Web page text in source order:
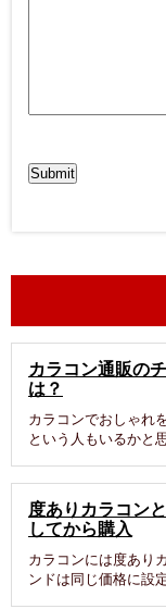
カラコン通販の
は？
カラコンでおしゃれ
という人もいるかと
度ありカラコン
してから購入
カラコンには度あり
ンドは同じ価格に設